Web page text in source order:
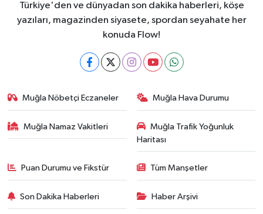
Türkiye'den ve dünyadan son dakika haberleri, köşe
yazıları, magazinden siyasete, spordan seyahate her
konuda Flow!
Muğla Nöbetçi Eczaneler Muğla Hava Durumu
Muğla Namaz Vakitleri
Muğla Trafik Yoğunluk
Haritası
Puan Durumu ve Fikstür Tüm Manşetler
Son Dakika Haberleri Haber Arşivi